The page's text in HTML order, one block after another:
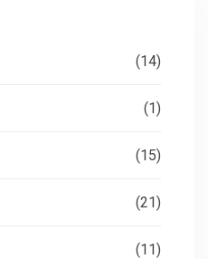
(14)
(1)
(15)
(21)
(11)